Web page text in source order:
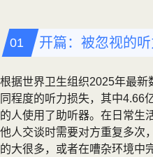
开篇：被忽视的
根据世界卫生组织2025年最
同程度的听力损失，其中4.66
的人使用了助听器。在日常生
他人交谈时需要对方重复多次
的大很多，或者在嘈杂环境中